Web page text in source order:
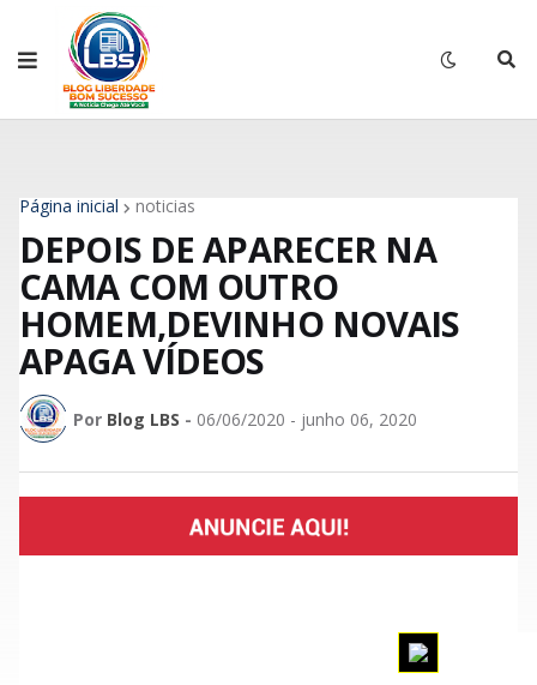
Página inicial noticias
DEPOIS DE APARECER NA
CAMA COM OUTRO
HOMEM,DEVINHO NOVAIS
APAGA VÍDEOS
Por Blog LBS - 06/06/2020 - junho 06, 2020